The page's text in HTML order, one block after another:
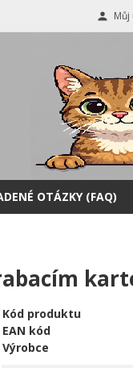
Můj
OTÁZKY (FAQ)
Kód produktu
EAN kód
Výrobce